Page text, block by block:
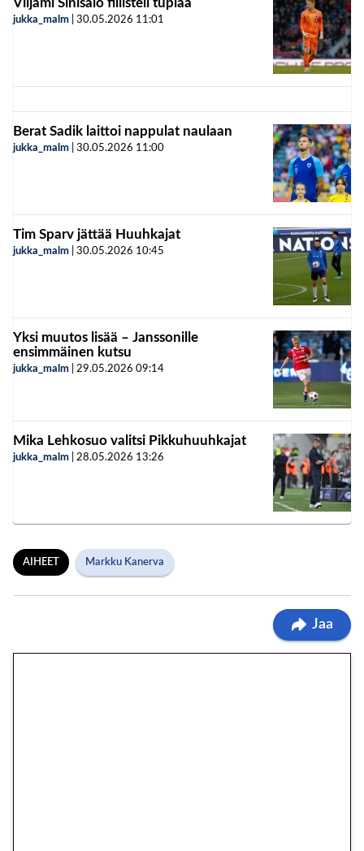
jukka_malm 30.05.2026 11:01
Berat Sadik laittoi nappulat naulaan
jukka_malm 30.05.2026 11:00
Tim Sparv jättää Huuhkajat
jukka_malm 30.05.2026 10:45
Yksi muutos lisää – Janssonille
ensimmäinen kutsu
jukka_malm 29.05.2026 09:14
Mika Lehkosuo valitsi Pikkuhuuhkajat
jukka_malm 28.05.2026 13:26
AIHEET Markku Kanerva
Jaa